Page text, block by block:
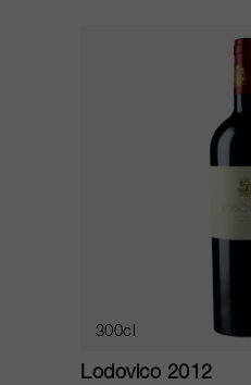
300cl
Lodovico 2012